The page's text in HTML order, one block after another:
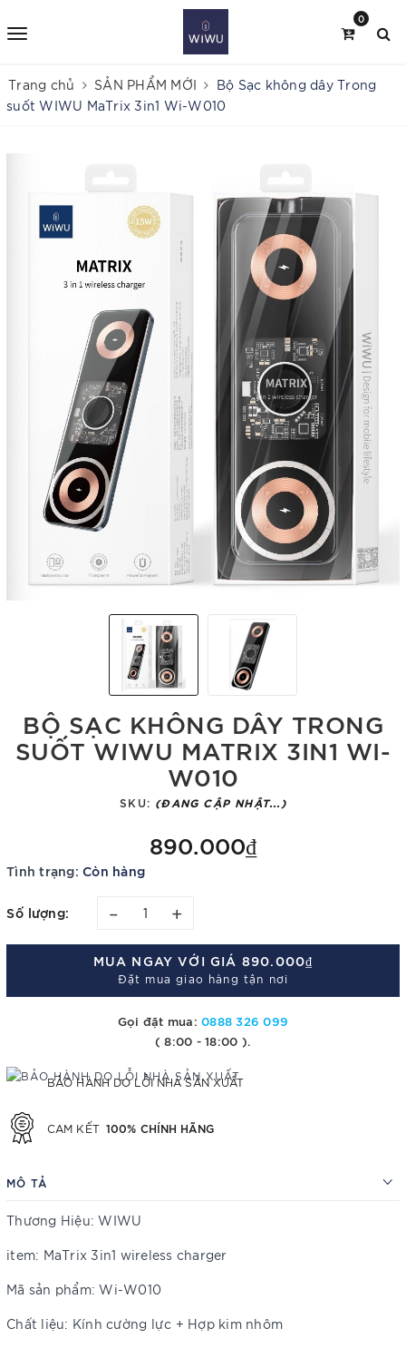
0
Trang chủ SẢN PHẨM MỚI
Bộ Sạc không dây Trong
suốt WIWU MaTrix 3in1 Wi-W010
BỘ SẠC KHÔNG DÂY TRONG
SUỐT WIWU MATRIX 3IN1 WI-
W010
SKU: (ĐANG CẬP NHẬT...)
890.000₫
Tình trạng: Còn hàng
Số lượng: – +
MUA NGAY VỚI GIÁ 890.000₫
Đặt mua giao hàng tận nơi
Gọi đặt mua:0888 326 099
( 8:00 - 18:00 ).
BẢO HÀNH DO LỖI NHÀ SẢN XUẤT
CAM KẾT 100% CHÍNH HÃNG
MÔ TẢ
Thương Hiệu: WIWU
item: MaTrix 3in1 wireless charger
Mã sản phẩm: Wi-W010
Chất liệu: Kính cường lực + Hợp kim nhôm